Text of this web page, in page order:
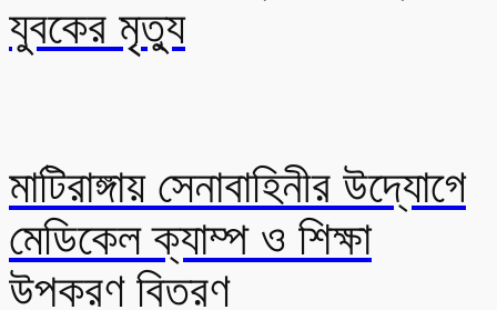
যুবকের মৃত্যু
মাটিরাঙ্গায় সেনাবাহিনীর উদ্যোগে
মেডিকেল ক্যাম্প ও শিক্ষা
উপকরণ বিতরণ